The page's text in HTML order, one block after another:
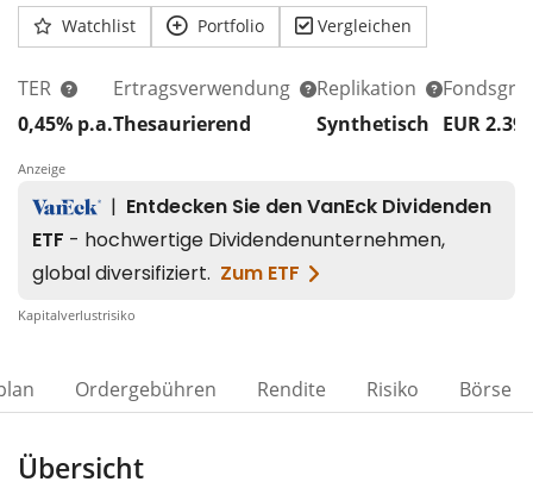
Watchlist Portfolio Vergleichen
TER
0,45% p.a.
Ertragsverwendung
Thesaurierend
Replikation
Synthetisch EUR
Anzeige
Kapitalverlustrisiko
Ordergebühren Rendite Risiko Börse
Übersicht